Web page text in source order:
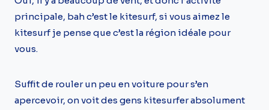
principale, bah c’est le kitesurf, si vous aimez le
kitesurf je pense que c’est la région idéale pour
vous.
Suffit de rouler un peu en voiture pour s’en
apercevoir, on voit des gens kitesurfer absolument